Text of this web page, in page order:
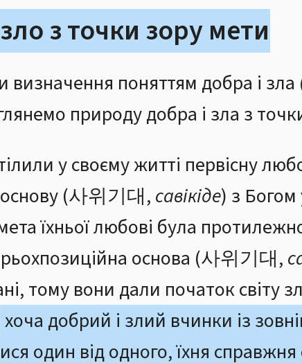
з точки зору мети
поняттям добра і зла
природу добра і зла з
у своєму житті первісну
(사위기대,савікіде) з Богом
їхньої любові була
основа (사위기대,
тому вони дали початок світу
хоча добрий і злий вчинки із
один від одного, їхня справжня